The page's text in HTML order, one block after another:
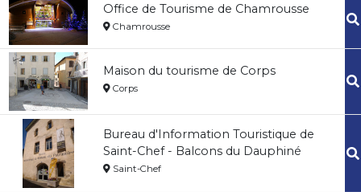
Office de Tourisme de Chamrousse
Chamrousse
Maison du tourisme de Corps
Corps
Bureau d'Information Touristique de
Saint-Chef - Balcons du Dauphiné
Saint-Chef